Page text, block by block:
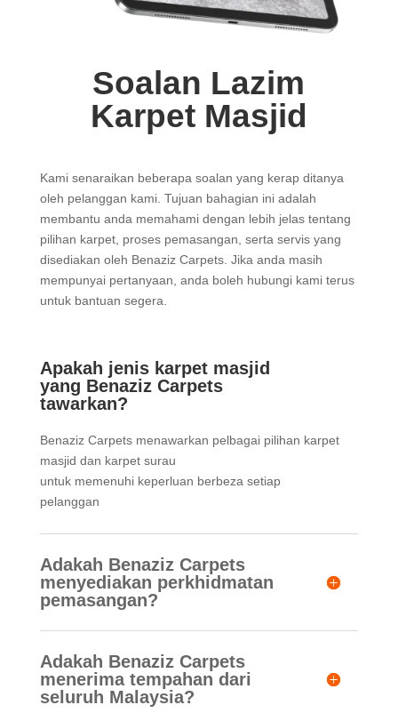
Soalan Lazim
Karpet Masjid
Kami senaraikan beberapa soalan yang kerap ditanya
oleh pelanggan kami. Tujuan bahagian ini adalah
membantu anda memahami dengan lebih jelas tentang
pilihan karpet, proses pemasangan, serta servis yang
disediakan oleh Benaziz Carpets. Jika anda masih
mempunyai pertanyaan, anda boleh hubungi kami terus
untuk bantuan segera.
Apakah jenis karpet masjid
yang Benaziz Carpets
tawarkan?
Benaziz Carpets menawarkan pelbagai pilihan karpet
masjid dan karpet surau
untuk memenuhi keperluan berbeza setiap
pelanggan
Adakah Benaziz Carpets
menyediakan perkhidmatan
pemasangan?
Adakah Benaziz Carpets
menerima tempahan dari
seluruh Malaysia?